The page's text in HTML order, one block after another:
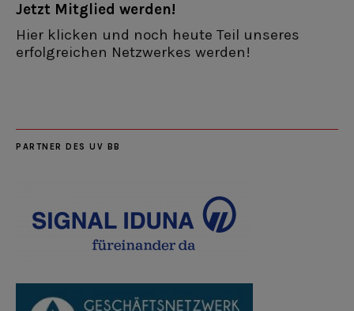
Jetzt Mitglied werden!
Hier klicken und noch heute Teil unseres
erfolgreichen Netzwerkes werden!
PARTNER DES UV BB